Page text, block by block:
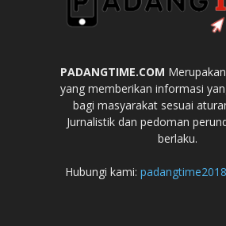
PADANGTIME.COM
yang memberikan informasi
bagi masyarakat sesuai
Jurnalistik dan pedoman
berlaku.
Hubungi kami: